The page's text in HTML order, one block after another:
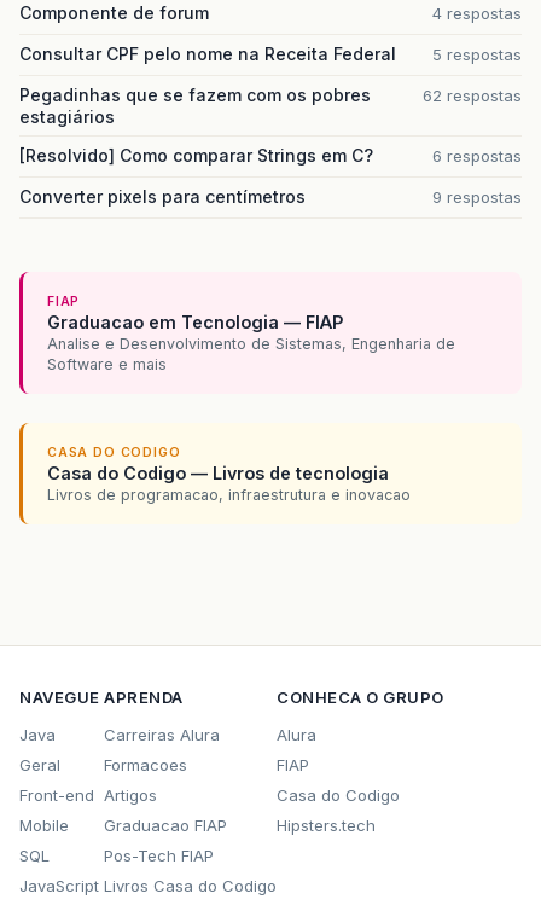
Componente de forum 4 respostas
Consultar CPF pelo nome na Receita Federal 5 respostas
Pegadinhas que se fazem com os pobres
estagiários
62 respostas
[Resolvido] Como comparar Strings em C? 6 respostas
Converter pixels para centímetros 9 respostas
FIAP
Graduacao em Tecnologia — FIAP
Analise e Desenvolvimento de Sistemas, Engenharia de
Software e mais
CASA DO CODIGO
Casa do Codigo — Livros de tecnologia
Livros de programacao, infraestrutura e inovacao
NAVEGUE
Java
Geral
Front-end
Mobile
SQL
JavaScript
APRENDA
Carreiras Alura
Formacoes
Artigos
Graduacao FIAP
Pos-Tech FIAP
Livros Casa do Codigo
CONHECA O GRUPO
Alura
FIAP
Casa do Codigo
Hipsters.tech